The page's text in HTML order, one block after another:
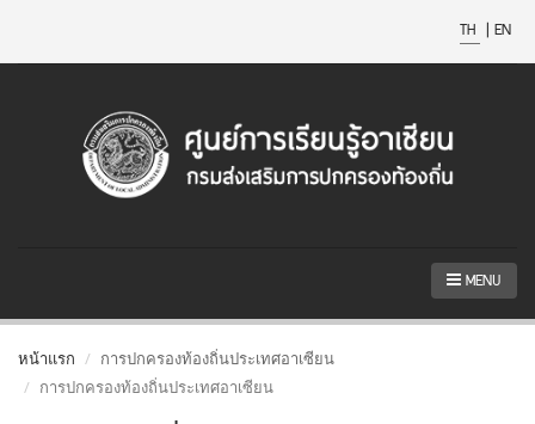
TH | EN
MENU
หน้าแรก
การปกครองท้องถิ่นประเทศอาเซียน
การปกครองท้องถิ่นประเทศอาเซียน